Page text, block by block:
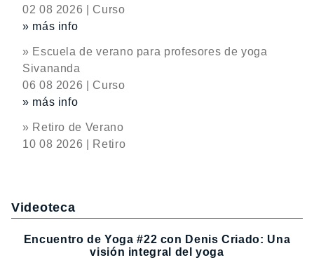
02 08 2026 | Curso
» más info
» Escuela de verano para profesores de yoga
Sivananda
06 08 2026 | Curso
» más info
» Retiro de Verano
10 08 2026 | Retiro
Videoteca
Encuentro de Yoga #22 con Denis Criado: Una
visión integral del yoga